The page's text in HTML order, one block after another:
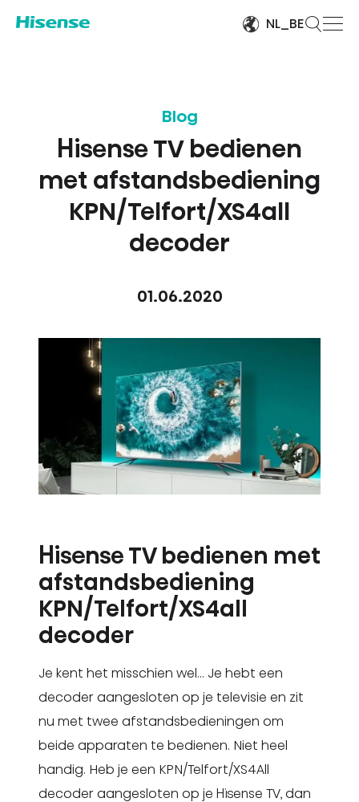
NL_BE
Blog
Hisense TV bedienen
met afstandsbediening
KPN/Telfort/XS4all
decoder
01.06.2020
Hisense TV bedienen met
afstandsbediening
KPN/Telfort/XS4all
decoder
Je kent het misschien wel… Je hebt een
decoder aangesloten op je televisie en zit
nu met twee afstandsbedieningen om
beide apparaten te bedienen. Niet heel
handig. Heb je een KPN/Telfort/XS4All
decoder aangesloten op je Hisense TV, dan